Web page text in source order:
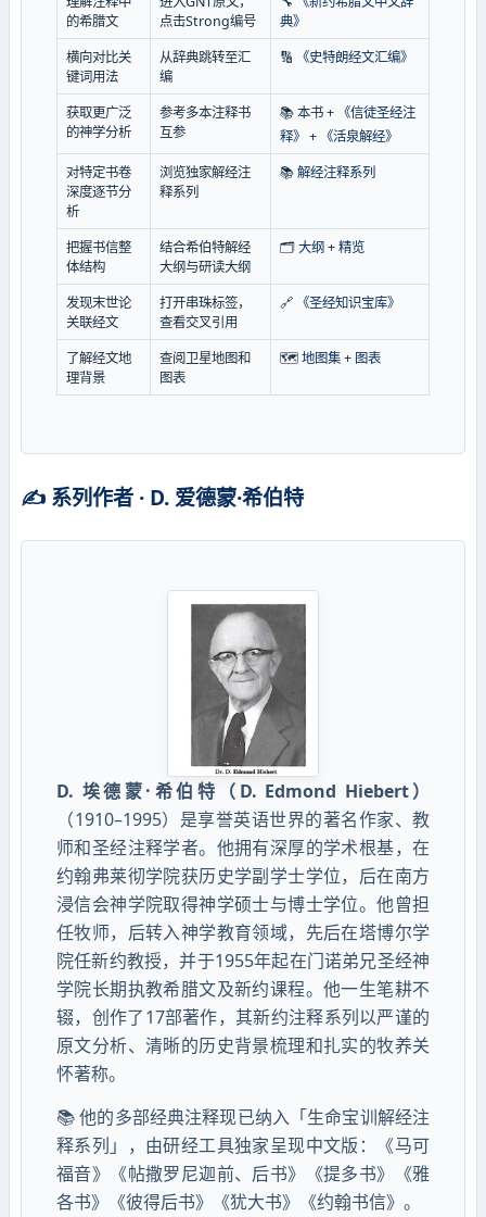
的希腊文
点击Strong编号
典》
横向对比关
键词用法
从辞典跳转至汇
编
🔢 《史特朗经文汇编》
获取更广泛
的神学分析
参考多本注释书
互参
📚 本书 + 《信徒圣经注
释》 + 《活泉解经》
对特定书卷
深度逐节分
析
浏览独家解经注
释系列
📚解经注释系列
把握书信整
体结构
结合希伯特解经
大纲与研读大纲
🗂️大纲+精览
发现末世论
关联经文
打开串珠标签，
查看交叉引用
🔗 《圣经知识宝库》
了解经文地
理背景
查阅卫星地图和
图表
🗺️地图集+ 图表
✍️ 系列作者 · D. 爱德蒙·希伯特
D. 埃德蒙·希伯特（D. Edmond Hiebert）
（1910–1995）是享誉英语世界的著名作家、教
师和圣经注释学者。他拥有深厚的学术根基，在
约翰弗莱彻学院获历史学副学士学位，后在南方
浸信会神学院取得神学硕士与博士学位。他曾担
任牧师，后转入神学教育领域，先后在塔博尔学
院任新约教授，并于1955年起在门诺弟兄圣经神
学院长期执教希腊文及新约课程。他一生笔耕不
辍，创作了17部著作，其新约注释系列以严谨的
原文分析、清晰的历史背景梳理和扎实的牧养关
怀著称。
📚 他的多部经典注释现已纳入「生命宝训解经注
释系列」，由研经工具独家呈现中文版：《马可
福音》《帖撒罗尼迦前、后书》《提多书》《雅
各书》《彼得后书》《犹大书》《约翰书信》。